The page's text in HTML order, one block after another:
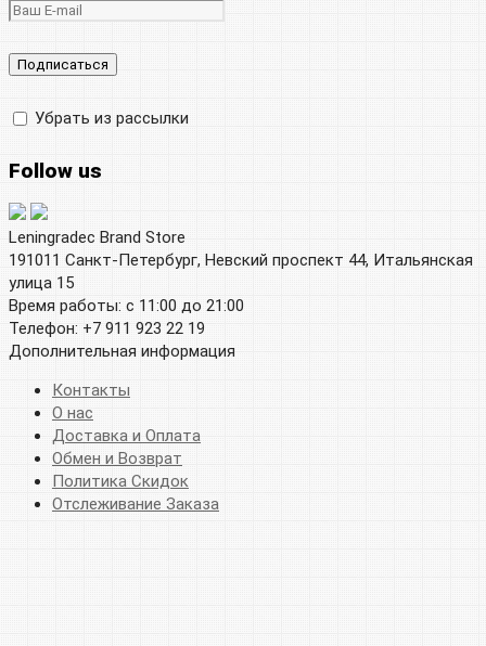
Убрать из рассылки
Follow us
Leningradec Brand Store
191011 Санкт-Петербург, Невский проспект 44, Итальянская
улица 15
Время работы: с 11:00 до 21:00
Телефон: +7 911 923 22 19
Дополнительная информация
Контакты
О нас
Доставка и Оплата
Обмен и Возврат
Политика Скидок
Отслеживание Заказа